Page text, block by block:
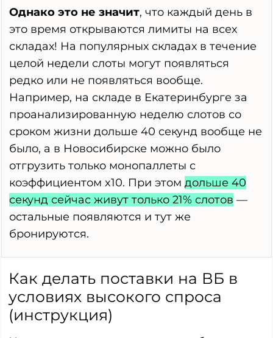
Однако это не значит, что каждый день в
это время открываются лимиты на всех
складах! На популярных складах в течение
целой недели слоты могут появляться
редко или не появляться вообще.
Например, на складе в Екатеринбурге за
проанализированную неделю слотов со
сроком жизни дольше 40 секунд вообще не
было, а в Новосибирске можно было
отгрузить только монопаллеты с
коэффициентом x10. При этом дольше 40
секунд сейчас живут только 21% слотов —
остальные появляются и тут же
бронируются.
Как делать поставки на ВБ в
условиях высокого спроса
(инструкция)